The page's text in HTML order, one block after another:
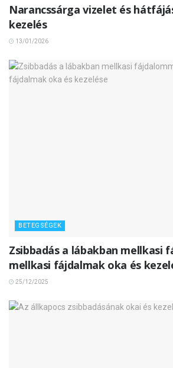
Narancssárga vizelet és
kezelés
13/01/2026
BETEGSÉGEK
Zsibbadás a lábakban mellkasi
mellkasi fájdalmak oka és
25/12/2025